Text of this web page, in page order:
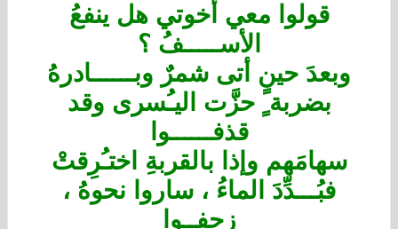
قولوا معي أخوتي هل ينفعُ
الأســـــفُ ؟
وبعدَ حينٍ أتى شمرٌ وبــــــادرهُ
بضربة ٍ حزَّت اليـُسرى وقد
قذفــــــوا
سهامَهم وإذا بالقربةِ اختـُرِقتْ
فبُـــدِّدَ الماءُ ، ساروا نحوهُ ،
زحفــوا